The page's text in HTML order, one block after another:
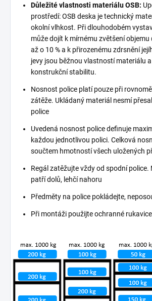
Důležité vlastnosti materiálu OSB:
prostředí: OSB deska je technický
okolní vlhkost. Při dlouhodobém
může dojít k mírnému zvětšení
až o 10 % a k přirozenému zdrsnění
jevy jsou běžnou vlastností materiálu
konstrukční stabilitu.
Nosnost police platí pouze při
zátěže. Ukládaný materiál nesmí
police
Uvedená nosnost police definuje
každou jednotlivou polici. Celková
součtem hmotností všech uložených
Regál zatěžujte vždy od spodní police.
patří dolů, lehčí nahoru
Předměty na police pokládejte,
Při montáži použijte ochranné rukavice